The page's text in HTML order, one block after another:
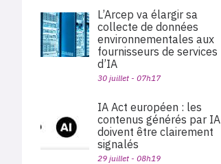
L’Arcep va élargir sa
collecte de données
environnementales aux
fournisseurs de services
d’IA
30 juillet - 07h17
IA Act européen : les
contenus générés par IA
doivent être clairement
signalés
29 juillet - 08h19